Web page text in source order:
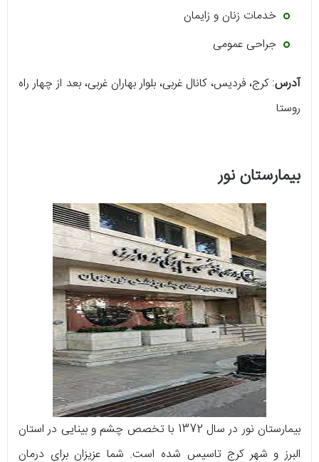
خدمات زنان و زایمان
جراحی عمومی
آدرس: کرج، فردیس، کانال غربی، بلوار بهاران غربی، بعد از چهار راه
روستا
بیمارستان نور
بیمارستان نور در سال 1372 با تخصص چشم و بینایی در استان
البرز و شهر کرج تاسیس شده است. شما عزیزان برای درمان